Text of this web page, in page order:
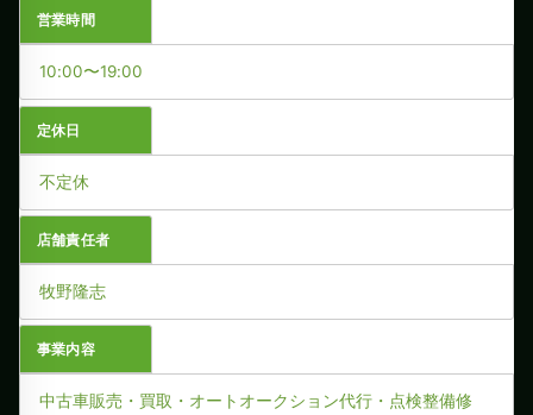
営業時間
10:00〜19:00
定休日
不定休
店舗責任者
牧野隆志
事業内容
中古車販売・買取・オートオークション代行・点検整備修